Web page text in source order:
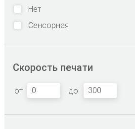
Нет
Сенсорная
Скорость печати
от до